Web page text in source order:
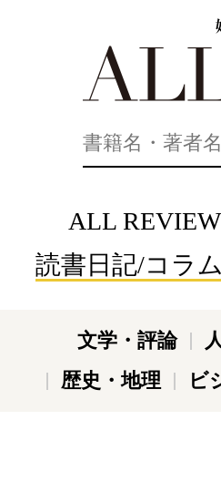
ALL
読書日記/コラ
文学・評論
歴史・地理
ビ